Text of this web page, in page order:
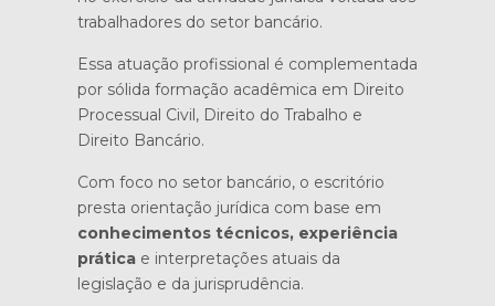
trabalhadores do setor bancário.
Essa atuação profissional é complementada
por sólida formação acadêmica em Direito
Processual Civil, Direito do Trabalho e
Direito Bancário.
Com foco no setor bancário, o escritório
presta orientação jurídica com base em
conhecimentos técnicos, experiência
prática e interpretações atuais da
legislação e da jurisprudência.